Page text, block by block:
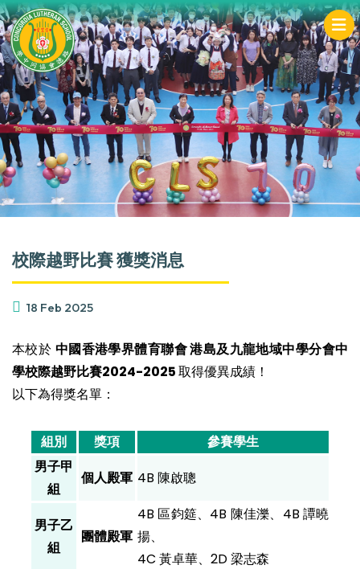
校際越野比賽 獲獎消息
18 Feb 2025
本校於 中國香港學界體育聯會 港島及九龍地域中學分會中
學校際越野比賽2024-2025取得優異成績！
以下為得獎名單：
組別 獎項
參賽學生
男子甲
組
個人殿軍 4B 陳啟聰
男子乙
組
團體殿軍
4B 區鈞筵、4B 陳佳濼、4B 譚曉
揚、
4C 黃卓華、2D 梁志森